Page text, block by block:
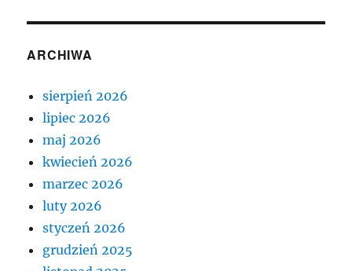
ARCHIWA
sierpień 2026
lipiec 2026
maj 2026
kwiecień 2026
marzec 2026
luty 2026
styczeń 2026
grudzień 2025